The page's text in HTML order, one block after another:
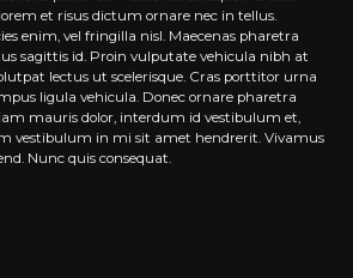
et risus dictum ornare nec in tellus.
enim, vel fringilla nisl. Maecenas pharetra
sagittis id. Proin vulputate vehicula nibh at
lectus ut scelerisque. Cras porttitor urna
ligula vehicula. Donec ornare pharetra
mauris dolor, interdum id vestibulum et,
vestibulum in mi sit amet hendrerit. Vivamus
Nunc quis consequat.